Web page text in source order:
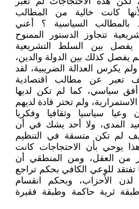
كانت خالية من المطالب
بالمطالب السياسية ؟ أعني
تتجاوز الدستور الممنوح
لم يفصل بين السلط التشريعية
يفصل كذلك بين الدولة والدين،
يكرس العدالة الضريبية، لقد
تعبر عن مطالب اقتصادية
أفق سياسي، كما لم تكن لديها
ولم تختر قادة لديهم
وعيا سياسيا وثقافيا وفكريا
المدى، ولا أحد يشك في أن
لم تكن متسقة في التنظيم
يوحي بأن الاحتجاجات كانت
من العقل، ومن المنطقي أن
تفتقد للوعي الكافي بحكم تراجع
لدن الأحزاب، وبحكم انقسام
ثرية حاكمة وطبقة فقيرة